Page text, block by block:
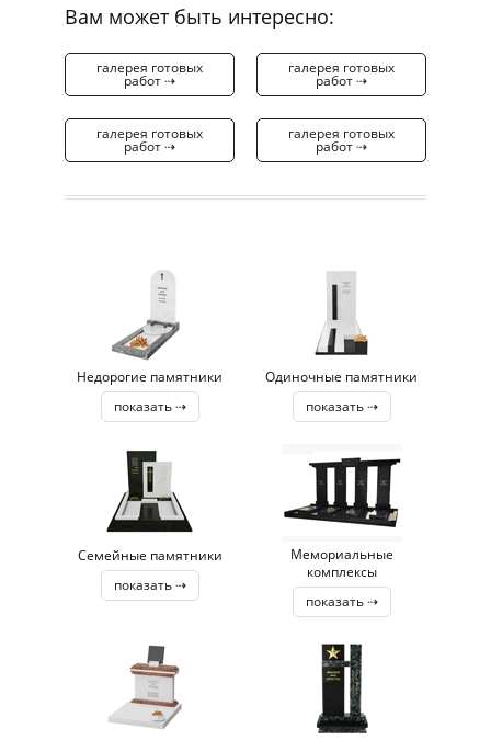
Вам может быть интересно:
галерея готовых
работ ⇢
галерея готовых
работ ⇢
галерея готовых
работ ⇢
галерея готовых
работ ⇢
Недорогие памятники
показать ⇢
Одиночные памятники
показать ⇢
Семейные памятники
показать ⇢
Мемориальные
комплексы
показать ⇢